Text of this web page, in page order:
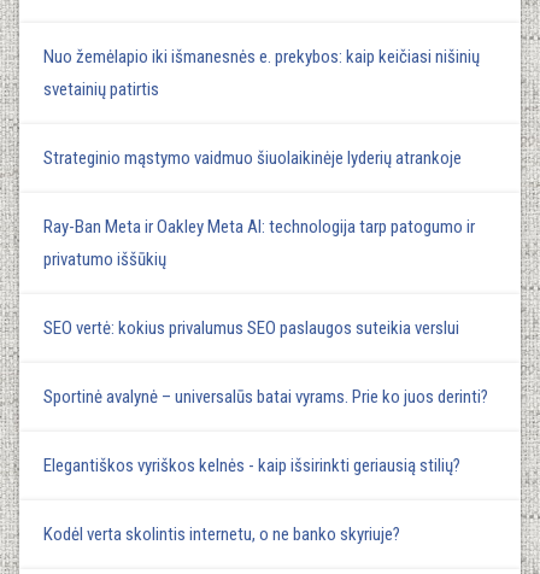
Nuo žemėlapio iki išmanesnės e. prekybos: kaip keičiasi nišinių
svetainių patirtis
Strateginio mąstymo vaidmuo šiuolaikinėje lyderių atrankoje
Ray-Ban Meta ir Oakley Meta AI: technologija tarp patogumo ir
privatumo iššūkių
SEO vertė: kokius privalumus SEO paslaugos suteikia verslui
Sportinė avalynė – universalūs batai vyrams. Prie ko juos derinti?
Elegantiškos vyriškos kelnės - kaip išsirinkti geriausią stilių?
Kodėl verta skolintis internetu, o ne banko skyriuje?